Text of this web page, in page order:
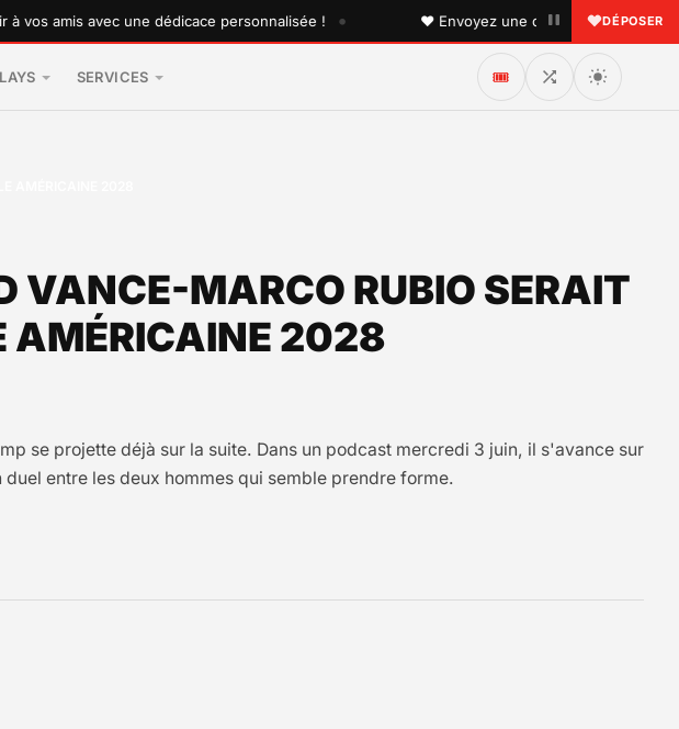
amis avec une dédicace personnalisée ! • ♥ Envoyez une dédicace à quelqu'un que
DÉPOSER
SERVICES 🎟️
VANCE-MARCO RUBIO SERAIT
AMÉRICAINE 2028
se projette déjà sur la suite. Dans un podcast mercredi 3 juin, il s'avance sur
entre les deux hommes qui semble prendre forme.